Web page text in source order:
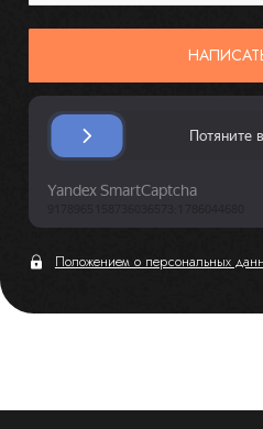
Положением о персональных